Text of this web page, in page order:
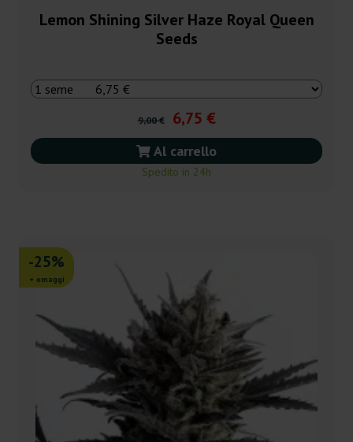
Lemon Shining Silver Haze Royal Queen
Seeds
9,00 € 6,75 €
Al carrello
Spedito in 24h
-25%
+ omaggi